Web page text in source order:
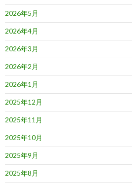
2026年5月
2026年4月
2026年3月
2026年2月
2026年1月
2025年12月
2025年11月
2025年10月
2025年9月
2025年8月